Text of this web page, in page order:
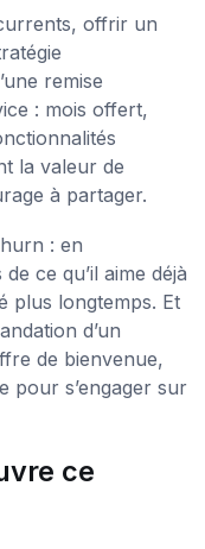
offrir un
remise
: mois offert,
la valeur de
à partager.
: en
ce qu’il aime déjà
plus longtemps. Et
d’un
de bienvenue,
pour s’engager sur
ce